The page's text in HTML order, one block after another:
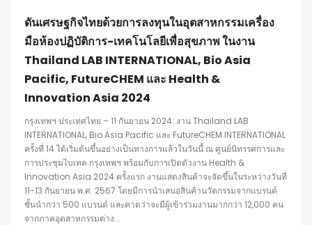
ดันเศรษฐกิจไทยด้วยการลงทุนในอุตสาหกรรมเครื่อง
มือห้องปฏิบัติการ-เทคโนโลยีเพื่อสุขภาพ ในงาน
Thailand LAB INTERNATIONAL, Bio Asia
Pacific, FutureCHEM และ Health &
Innovation Asia 2024
กรุงเทพฯ ประเทศไทย – 11 กันยายน 2024: งาน Thailand LAB
INTERNATIONAL, Bio Asia Pacific และ FutureCHEM INTERNATIONAL
ครั้งที่ 14 ได้เริ่มต้นขึ้นอย่างเป็นทางการแล้วในวันนี้ ณ ศูนย์นิทรรศการและ
การประชุมไบเทค กรุงเทพฯ พร้อมกับการเปิดตัวงาน Health &
Innovation Asia 2024 ครั้งแรก งานแสดงสินค้าจะจัดขึ้นในระหว่างวันที่
11-13 กันยายน พ.ศ. 2567 โดยมีการนำเสนอสินค้านวัตกรรมจากแบรนด์
ชั้นนำกว่า 500 แบรนด์ และคาดว่าจะมีผู้เข้าร่วมงานมากกว่า 12,000 คน
จากภาคอุตสาหกรรมต่าง...